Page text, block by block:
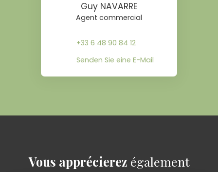
Guy NAVARRE
Agent commercial
+33 6 48 90 84 12
Senden Sie eine E-Mail
Vous apprécierez également